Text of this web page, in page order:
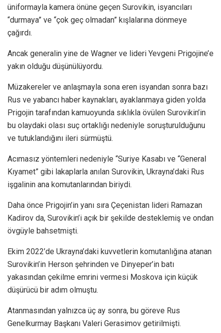
üniformayla kamera önüne geçen Surovikin, isyancıları
“durmaya” ve “çok geç olmadan” kışlalarına dönmeye
çağırdı.
Ancak generalin yine de Wagner ve lideri Yevgeni Prigojine’e
yakın olduğu düşünülüyordu.
Müzakereler ve anlaşmayla sona eren isyandan sonra bazı
Rus ve yabancı haber kaynakları, ayaklanmaya giden yolda
Prigojin tarafından kamuoyunda sıklıkla övülen Surovikin’in
bu olaydaki olası suç ortaklığı nedeniyle soruşturulduğunu
ve tutuklandığını ileri sürmüştü.
Acımasız yöntemleri nedeniyle “Suriye Kasabı ve “General
Kıyamet” gibi lakaplarla anılan Surovikin, Ukrayna’daki Rus
işgalinin ana komutanlarından biriydi.
Daha önce Prigojin’in yanı sıra Çeçenistan lideri Ramazan
Kadirov da, Surovikin’i açık bir şekilde desteklemiş ve ondan
övgüyle bahsetmişti.
Ekim 2022’de Ukrayna’daki kuvvetlerin komutanlığına atanan
Surovikin’in Herson şehrinden ve Dinyeper’in batı
yakasından çekilme emrini vermesi Moskova için küçük
düşürücü bir adım olmuştu.
Atanmasından yalnızca üç ay sonra, bu göreve Rus
Genelkurmay Başkanı Valeri Gerasimov getirilmişti.